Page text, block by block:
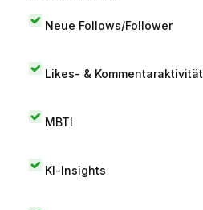
Neue Follows/Follower
Likes- & Kommentaraktivität
MBTI
KI-Insights